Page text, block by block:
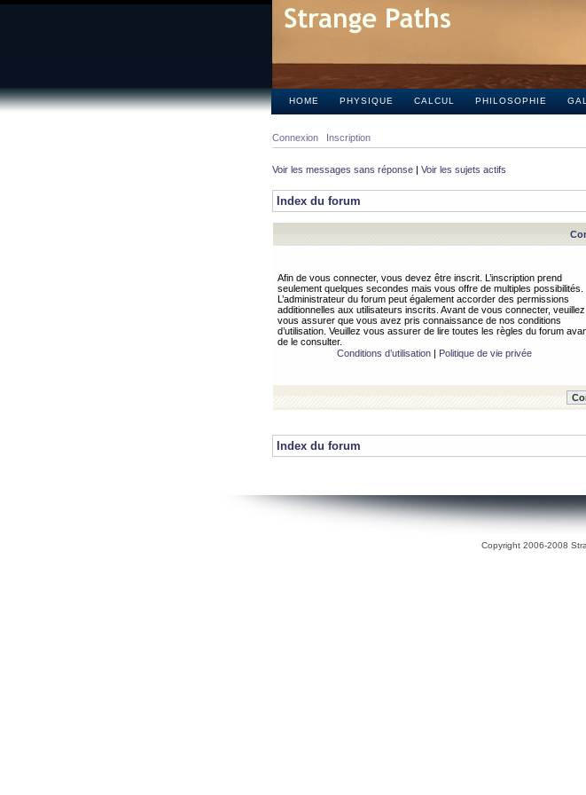
HOME PHYSIQUE CALCUL PHILOSOPHIE
Connexion Inscription
Voir les messages sans réponse | Voir les sujets actifs
Index du forum
Afin de vous connecter, vous devez être inscrit. L’inscription prend
seulement quelques secondes mais vous offre de multiples possibilités.
L’administrateur du forum peut également accorder des permissions
additionnelles aux utilisateurs inscrits. Avant de vous connecter, veuillez
vous assurer que vous avez pris connaissance de nos conditions
d’utilisation. Veuillez vous assurer de lire toutes les règles du forum
de le consulter.
Conditions d’utilisation| Politique de vie privée
Index du forum
Copyright 2006-2008